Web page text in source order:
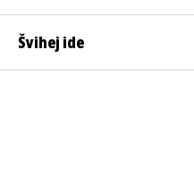
Švihej ide